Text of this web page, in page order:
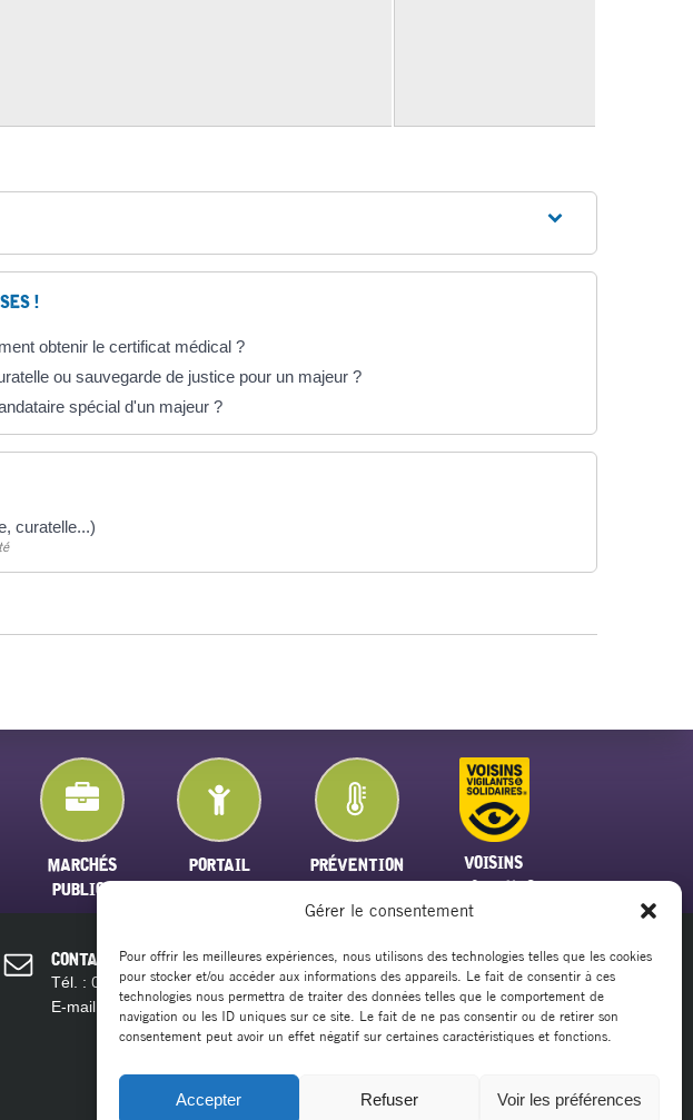
Gérer le consentement
Pour offrir les meilleures expériences, nous utilisons des technologies telles que les cookies
pour stocker et/ou accéder aux informations des appareils. Le fait de consentir à ces
technologies nous permettra de traiter des données telles que le comportement de
navigation ou les ID uniques sur ce site. Le fait de ne pas consentir ou de retirer son
consentement peut avoir un effet négatif sur certaines caractéristiques et fonctions.
Accepter Refuser Voir les préférences
!
obtenir le certificat médical ?
ou sauvegarde de justice pour un majeur ?
spécial d'un majeur ?
curatelle...)
MARCHÉS
PUBLICS
PORTAIL
PRÉVENTION
VOISINS
VIGILANTS
CONTACT :
Tél. :04 11 28 13 20
E-mail : contact@marsillargues.fr